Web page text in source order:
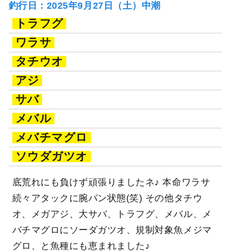
釣行日：2025年9月27日（土）中潮
トラフグ
ワラサ
タチウオ
アジ
サバ
メバル
メバチマグロ
ソウダガツオ
底荒れにも負けず頑張りましたネ♪ 本命ワラサ
続々アタックに腕パン状態(笑) その他タチウ
オ、メガアジ、大サバ、トラフグ、メバル、メ
バチマグロにソーダガツオ、規制対象魚メジマ
グロ、と魚種にも恵まれました♪